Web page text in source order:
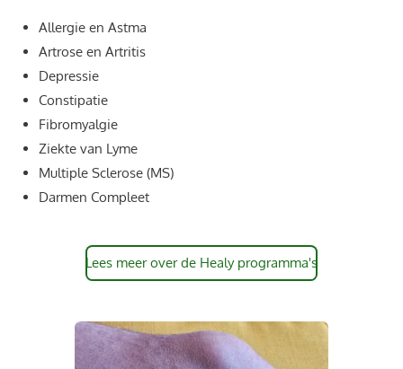
Allergie en Astma
Artrose en Artritis
Depressie
Constipatie
Fibromyalgie
Ziekte van Lyme
Multiple Sclerose (MS)
Darmen Compleet
Lees meer over de Healy programma's